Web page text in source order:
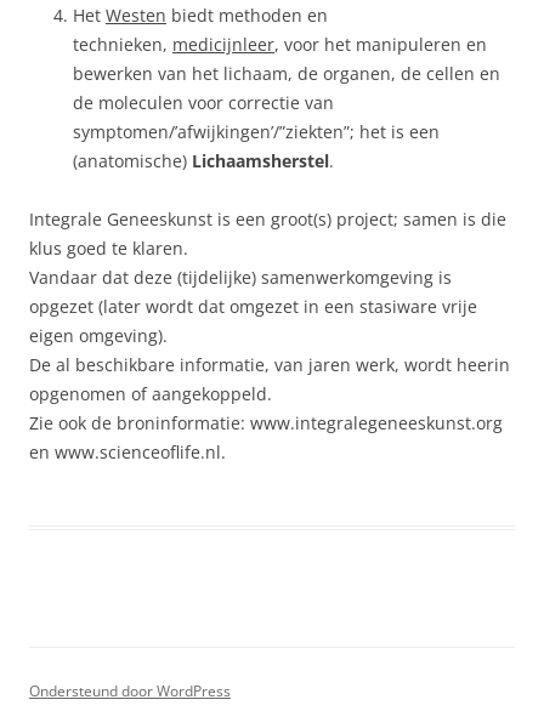
Het Westen biedt methoden en
technieken, medicijnleer, voor het manipuleren en
bewerken van het lichaam, de organen, de cellen en
de moleculen voor correctie van
symptomen/’afwijkingen’/”ziekten”; het is een
(anatomische) Lichaamsherstel.
Integrale Geneeskunst is een groot(s) project; samen is die
klus goed te klaren.
Vandaar dat deze (tijdelijke) samenwerkomgeving is
opgezet (later wordt dat omgezet in een stasiware vrije
eigen omgeving).
De al beschikbare informatie, van jaren werk, wordt heerin
opgenomen of aangekoppeld.
Zie ook de broninformatie: www.integralegeneeskunst.org
en www.scienceoflife.nl.
Ondersteund door WordPress